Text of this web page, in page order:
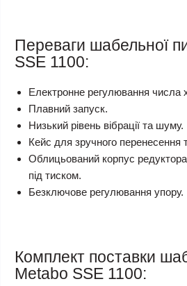
Переваги шабельної
SSE 1100:
Електронне регулювання числа
Плавний запуск.
Низький рівень вібрації та шуму.
Кейс для зручного перенесення
Облицьований корпус редуктора
під тиском.
Безключове регулювання упору.
Комплект поставки
Metabo SSE 1100: